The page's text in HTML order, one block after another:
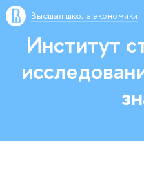
Высшая школа экономики
Институт